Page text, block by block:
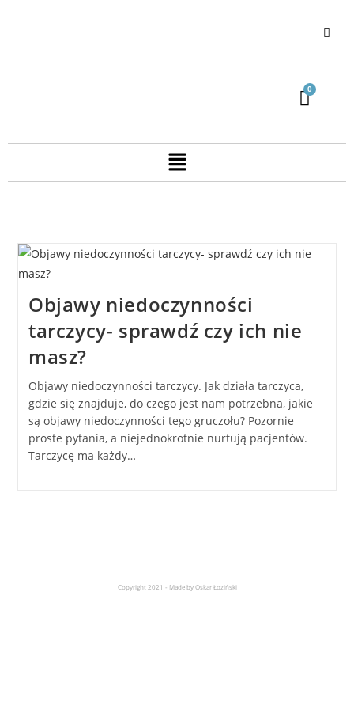
Objawy niedoczynności
tarczycy- sprawdź czy ich nie
masz?
Objawy niedoczynności tarczycy. Jak działa tarczyca,
gdzie się znajduje, do czego jest nam potrzebna, jakie
są objawy niedoczynności tego gruczołu? Pozornie
proste pytania, a niejednokrotnie nurtują pacjentów.
Tarczycę ma każdy…
Copyright 2021 - Made by Oskar Łoziński